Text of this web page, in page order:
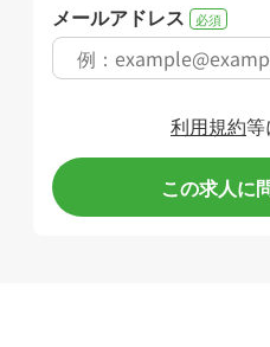
メールアドレス 必須
利用規約等
この求人に